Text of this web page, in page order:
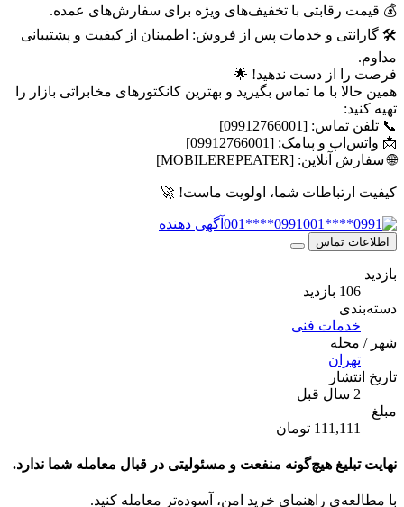
💰 قیمت رقابتی با تخفیف‌های ویژه برای سفارش‌های عمده.
🛠 گارانتی و خدمات پس از فروش: اطمینان از کیفیت و پشتیبانی
مداوم.
فرصت را از دست ندهید! 🌟
همین حالا با ما تماس بگیرید و بهترین کانکتورهای مخابراتی بازار را
تهیه کنید:
📞 تلفن تماس: [09912766001]
📩 واتس‌اپ و پیامک: [09912766001]
🌐 سفارش آنلاین: [MOBILEREPEATER]
کیفیت ارتباطات شما، اولویت ماست! 🚀
0991****001 آگهی دهنده
اطلاعات تماس
بازدید
106 بازدید
دسته‌بندی
خدمات فنی
شهر / محله
تهران
تاریخ انتشار
2 سال قبل
مبلغ
111,111 تومان
نهایت تبلیغ هیچ‌گونه منفعت و مسئولیتی در قبال معامله شما ندارد.
با مطالعه‌ی راهنمای خرید امن، آسوده‌تر معامله کنید.